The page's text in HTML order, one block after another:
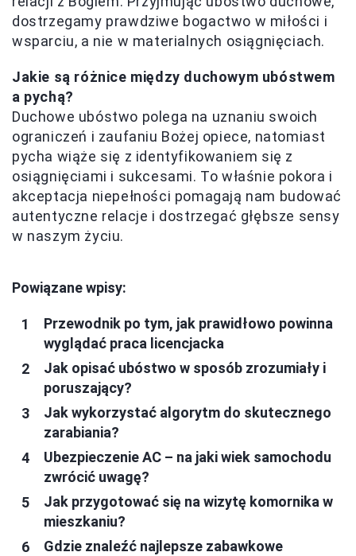
dostrzegamy prawdziwe bogactwo w miłości i
wsparciu, a nie w materialnych osiągnięciach.
Jakie są różnice między duchowym ubóstwem
a pychą?
Duchowe ubóstwo polega na uznaniu swoich
ograniczeń i zaufaniu Bożej opiece, natomiast
pycha wiąże się z identyfikowaniem się z
osiągnięciami i sukcesami. To właśnie pokora i
akceptacja niepełności pomagają nam budować
autentyczne relacje i dostrzegać głębsze sensy
w naszym życiu.
Powiązane wpisy:
Przewodnik po tym, jak prawidłowo powinna
wyglądać praca licencjacka
Jak opisać ubóstwo w sposób zrozumiały i
poruszający?
Jak wykorzystać algorytm do skutecznego
zarabiania?
Ubezpieczenie AC – na jaki wiek samochodu
zwrócić uwagę?
Jak przygotować się na wizytę komornika w
mieszkaniu?
Gdzie znaleźć najlepsze zabawkowe